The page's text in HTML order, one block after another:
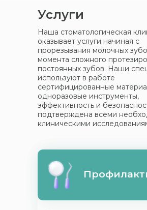
Услуги
Наша стоматологическая
оказывает услуги начиная с
прорезывания молочных
момента сложного
постоянных зубов. Наши
используют в работе
сертифицированные
одноразовые инструменты,
эффективность и
подтверждена всеми
клиническими